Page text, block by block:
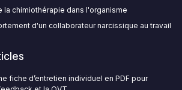
la chimiothérapie dans l'organisme
d'un collaborateur narcissique au travail
fiche d’entretien individuel en PDF pour